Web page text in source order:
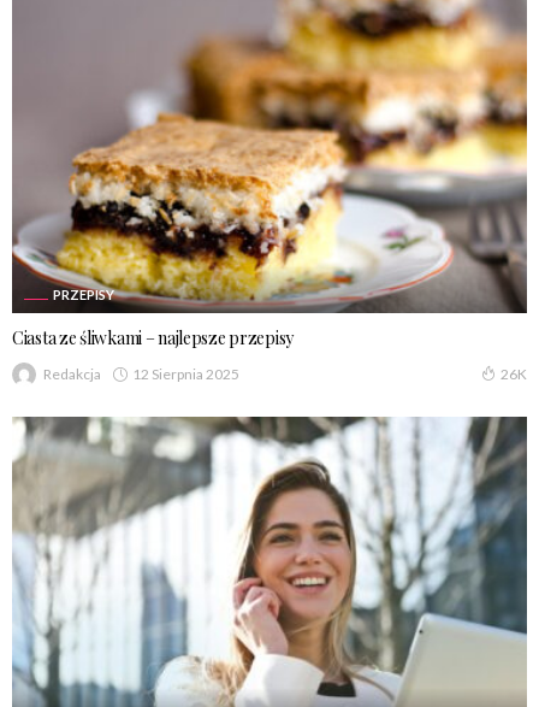
PRZEPISY
Ciasta ze śliwkami – najlepsze przepisy
Redakcja 12 Sierpnia 2025 26K